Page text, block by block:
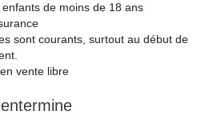
de moins de 18 ans
sont courants, surtout au début de
vente libre